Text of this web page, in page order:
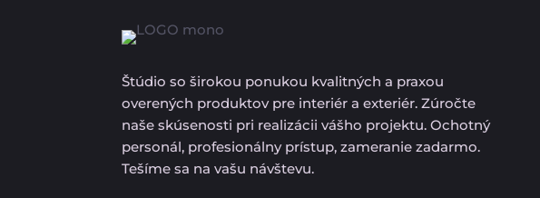
Štúdio so širokou ponukou kvalitných a praxou
overených produktov pre interiér a exteriér. Zúročte
naše skúsenosti pri realizácii vášho projektu. Ochotný
personál, profesionálny prístup, zameranie zadarmo.
Tešíme sa na vašu návštevu.